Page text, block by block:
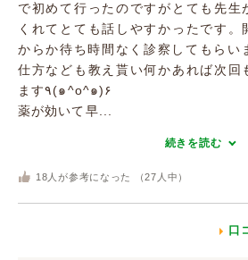
で初めて行ったのですがとても先生
くれてとても話しやすかったです。
からか待ち時間なく診察してもらい
仕方なども教え貰い何かあれば次回
ます٩(๑^o^๑)۶
薬が効いて早...
続きを読む
18 人が参考になった （27 人中）
口